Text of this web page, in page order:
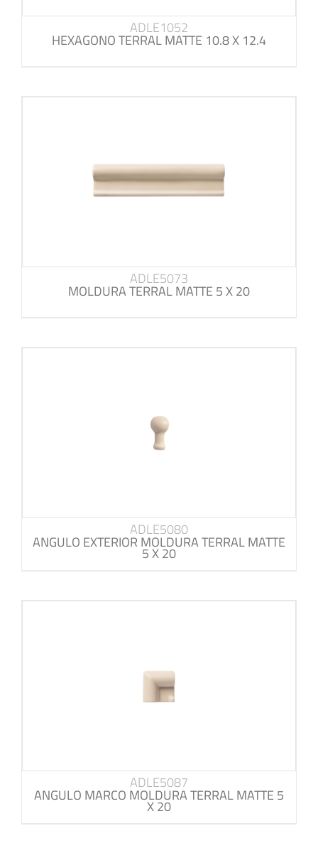
ADLE1052
HEXAGONO TERRAL MATTE 10.8 X 12.4
ADLE5073
MOLDURA TERRAL MATTE 5 X 20
ADLE5080
ANGULO EXTERIOR MOLDURA TERRAL MATTE
5 X 20
ADLE5087
ANGULO MARCO MOLDURA TERRAL MATTE 5
X 20